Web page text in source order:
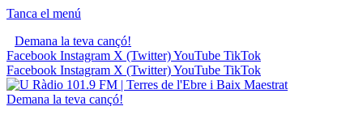
Tanca el menú
Demana la teva cançó!
Facebook Instagram X (Twitter)YouTube TikTok
Facebook Instagram X (Twitter)YouTube TikTok
Demana la teva cançó!